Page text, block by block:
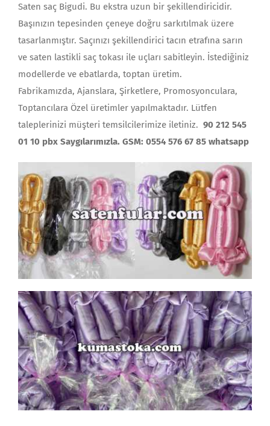
Saten saç Bigudi. Bu ekstra uzun bir şekillendiricidir.
Başınızın tepesinden çeneye doğru sarkıtılmak üzere
tasarlanmıştır. Saçınızı şekillendirici tacın etrafına sarın
ve saten lastikli saç tokası ile uçları sabitleyin. İstediğiniz
modellerde ve ebatlarda, toptan üretim.
Fabrikamızda, Ajanslara, Şirketlere, Promosyonculara,
Toptancılara Özel üretimler yapılmaktadır. Lütfen
taleplerinizi müşteri temsilcilerimize iletiniz. 90 212 545
01 10 pbx Saygılarımızla. GSM: 0554 576 67 85 whatsapp